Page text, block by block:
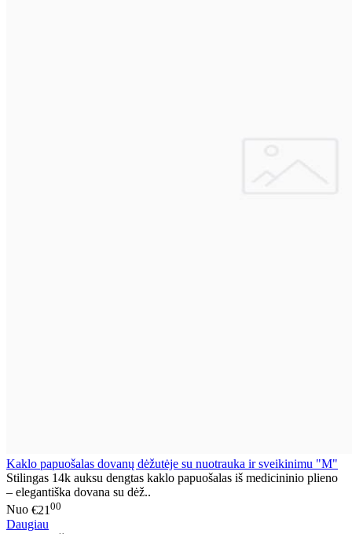
Kaklo papuošalas dovanų dėžutėje su nuotrauka ir sveikinimu "M"
Stilingas 14k auksu dengtas kaklo papuošalas iš medicininio plieno
– elegantiška dovana su dėž..
Nuo €21 00
Daugiau